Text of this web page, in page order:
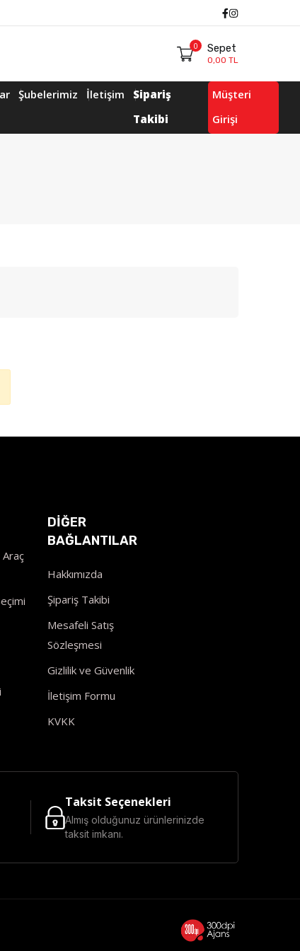
Facebook
Instagram
0 Sepet
0,00 TL
Şubelerimiz İletişim
Sipariş
Takibi
Müşteri
Girişi
Araç
DİĞER
BAĞLANTILAR
Hakkımızda
Şipariş Takibi
Mesafeli Satış
Sözleşmesi
Gizlilik ve Güvenlik
İletişim Formu
KVKK
Taksit Seçenekleri
Almış olduğunuz ürünlerinizde
taksit imkanı.